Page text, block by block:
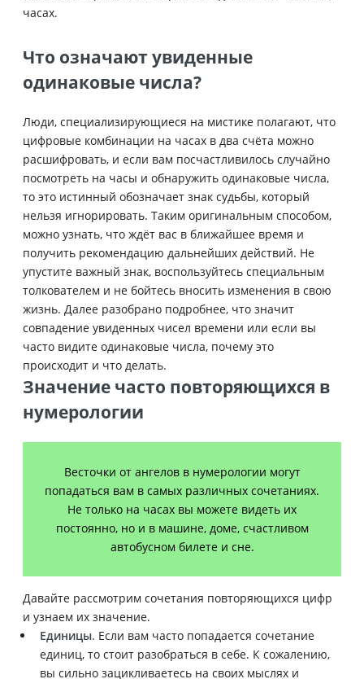
часах.
Что означают увиденные
одинаковые числа?
Люди, специализирующиеся на мистике полагают, что
цифровые комбинации на часах в два счёта можно
расшифровать, и если вам посчастливилось случайно
посмотреть на часы и обнаружить одинаковые числа,
то это истинный обозначает знак судьбы, который
нельзя игнорировать. Таким оригинальным способом,
можно узнать, что ждёт вас в ближайшее время и
получить рекомендацию дальнейших действий. Не
упустите важный знак, воспользуйтесь специальным
толкователем и не бойтесь вносить изменения в свою
жизнь. Далее разобрано подробнее, что значит
совпадение увиденных чисел времени или если вы
часто видите одинаковые числа, почему это
происходит и что делать.
Значение часто повторяющихся в
нумерологии
Весточки от ангелов в нумерологии могут
попадаться вам в самых различных сочетаниях.
Не только на часах вы можете видеть их
постоянно, но и в машине, доме, счастливом
автобусном билете и сне.
Давайте рассмотрим сочетания повторяющихся цифр
и узнаем их значение.
Единицы. Если вам часто попадается сочетание
единиц, то стоит разобраться в себе. К сожалению,
вы сильно зацикливаетесь на своих мыслях и